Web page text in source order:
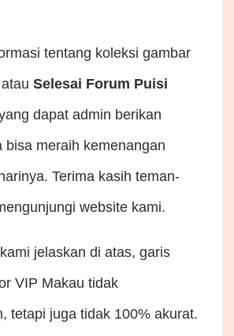
tentang koleksi gambar
atau Selesai Forum Puisi
dapat admin berikan
bisa meraih kemenangan
Terima kasih teman-
website kami.
jelaskan di atas, garis
VIP Makau tidak
tetapi juga tidak 100% akurat.